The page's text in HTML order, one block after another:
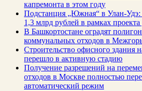
капремонта в этом году
Подстанция „Южная“ в Улан‑Удэ:
1,3 млрд рублей в рамках
В Башкортостане оградят
коммунальных отходов в
Строительство офисного здания
перешло в активную стадию
Получение разрешений на
отходов в Москве полностью
автоматический режим